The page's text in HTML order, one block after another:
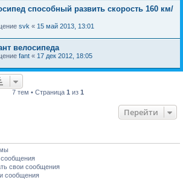
способный развить скорость 160 км/
svk « 15 май 2013, 13:01
велосипеда
fant « 17 дек 2012, 18:05
7 тем • Страница 1 из 1
Перейти
сообщения
свои сообщения
сообщения